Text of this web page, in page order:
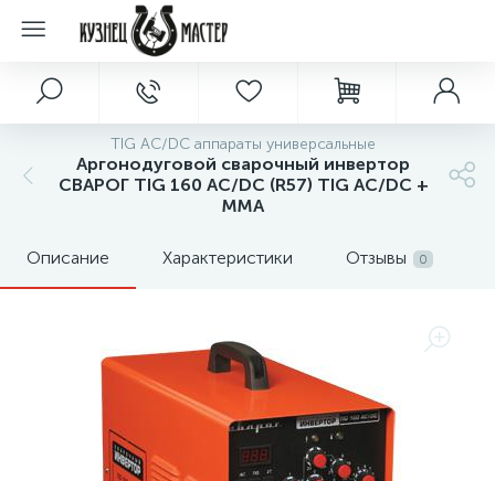
TIG AC/DC аппараты универсальные
Аргонодуговой сварочный инвертор
СВАРОГ TIG 160 АС/DC (R57) TIG AC/DC +
MMA
Описание Характеристики Отзывы 0